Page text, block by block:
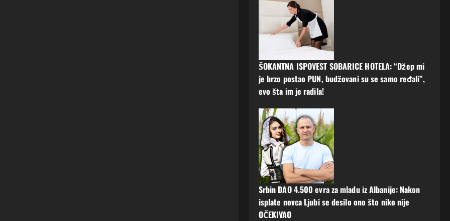
ŠOKANTNA ISPOVEST SOBARICE HOTELA: “Džep mi
je brzo postao PUN, budžovani su se samo ređali”,
evo šta im je radila!
Srbin DAO 4.500 evra za mladu iz Albanije: Nakon
isplate novca Ljubi se desilo ono što niko nije
OČEKIVAO